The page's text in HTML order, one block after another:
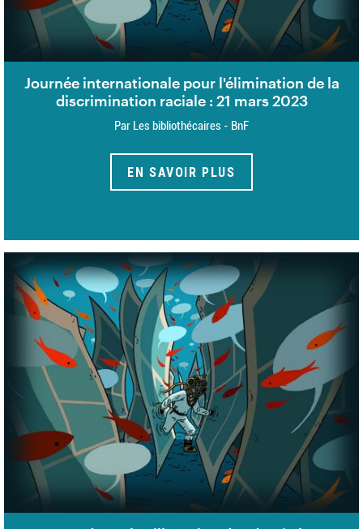
Journée internationale pour l'élimination de la
discrimination raciale : 21 mars 2023
Par Les bibliothécaires - BnF
EN SAVOIR PLUS